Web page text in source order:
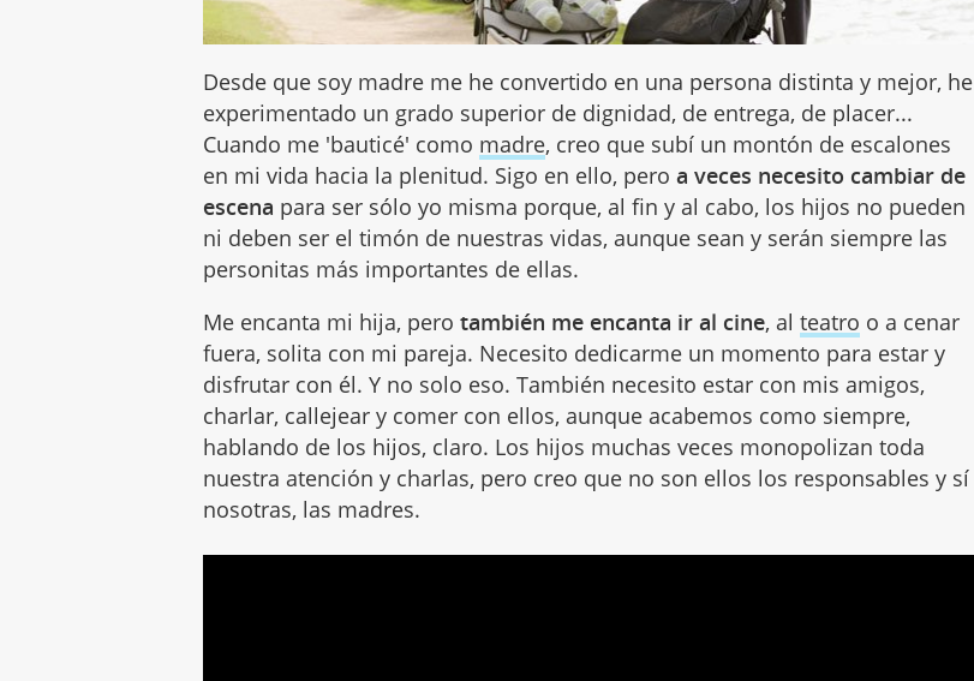
Desde que soy madre me he convertido en una persona distinta y mejor, he
experimentado un grado superior de dignidad, de entrega, de placer...
Cuando me 'bauticé' como madre, creo que subí un montón de escalones
en mi vida hacia la plenitud. Sigo en ello, pero a veces necesito cambiar de
escena para ser sólo yo misma porque, al fin y al cabo, los hijos no pueden
ni deben ser el timón de nuestras vidas, aunque sean y serán siempre las
personitas más importantes de ellas.
Me encanta mi hija, pero también me encanta ir al cine, alteatro o a cenar
fuera, solita con mi pareja. Necesito dedicarme un momento para estar y
disfrutar con él. Y no solo eso. También necesito estar con mis amigos,
charlar, callejear y comer con ellos, aunque acabemos como siempre,
hablando de los hijos, claro. Los hijos muchas veces monopolizan toda
nuestra atención y charlas, pero creo que no son ellos los responsables y sí
nosotras, las madres.